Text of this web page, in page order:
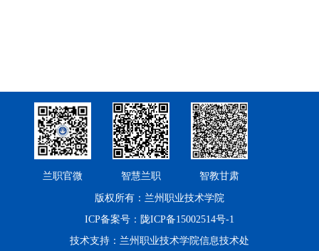
兰职官微 智慧兰职 智教甘肃
版权所有：兰州职业技术学院
ICP备案号：陇ICP备15002514号-1
技术支持：兰州职业技术学院信息技术处